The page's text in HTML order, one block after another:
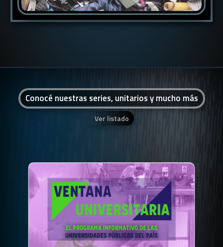
Conocé nuestras series, unitarios y mucho más
Ver listado